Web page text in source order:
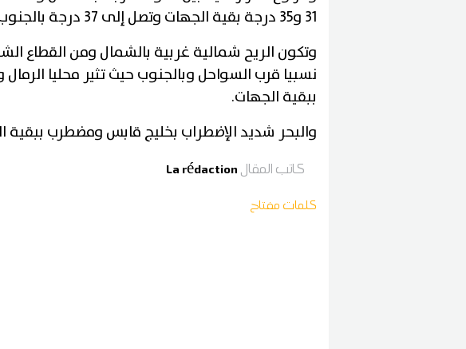
31 و35 درجة بقية الجهات وتصل إلى 37 درجة بالجنوب الغربي.
وتكون الريح شمالية غربية بالشمال ومن القطاع
نسبيا قرب السواحل وبالجنوب حيث تثير محليا
ببقية الجهات.
والبحر شديد الإضطراب بخليج قابس ومضطرب ببقية
كاتب المقال La rédaction
كلمات مفتاح